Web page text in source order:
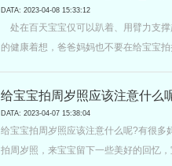
DATA: 2023-04-08 15:33:12
处在百天宝宝仅可以趴着、用臂力支
的健康着想，爸爸妈妈也不要在给宝宝
给宝宝拍周岁照应该注意什么
DATA: 2023-04-07 15:38:04
给宝宝拍周岁照应该注意什么呢?有很多
拍周岁照，来宝宝留下一些美好的回忆